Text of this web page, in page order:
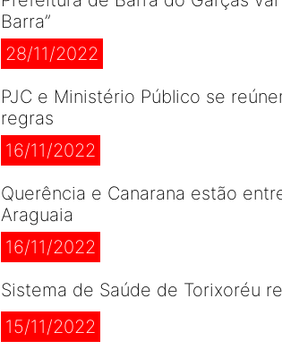
Barra”
28/11/2022
PJC e Ministério Público se
regras
16/11/2022
Querência e Canarana estão
Araguaia
16/11/2022
Sistema de Saúde de Torixoréu
15/11/2022